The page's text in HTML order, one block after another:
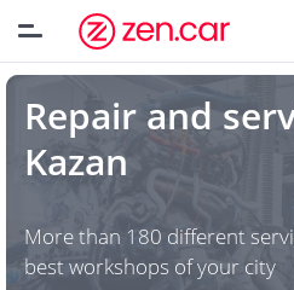
Repair and
Kazan
More than 180 different
best workshops of your city